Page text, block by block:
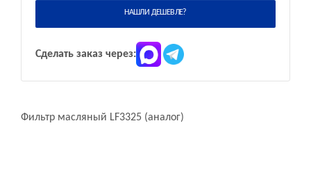
НАШЛИ ДЕШЕВЛЕ?
Сделать заказ через:
Фильтр масляный LF3325 (аналог)